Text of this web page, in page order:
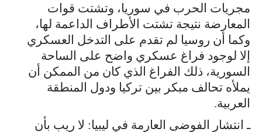
مجريات الحرب في سوريا، وتشتت قوات
المعارضة نتيجة تشتت الأطراف الداعمة لها،
وكما أن روسيا لم تقدم على التدخل العسكري
إلا لوجود فراغ عسكري واضح على الساحة
السورية، ذلك الفراغ الذي كان من الممكن أن
يملأه تحالف مبكر بين تركيا ودول المنطقة
العربية.
ـ انتشار الفوضى العارمة في ليبيا: لا ريب بأن